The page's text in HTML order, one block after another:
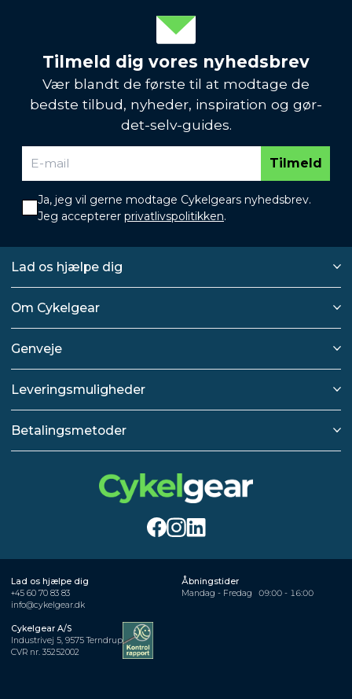
Tilmeld dig vores nyhedsbrev
Vær blandt de første til at modtage de
bedste tilbud, nyheder, inspiration og gør-
det-selv-guides.
Tilmeld
Ja, jeg vil gerne modtage Cykelgears nyhedsbrev.
Jeg accepterer privatlivspolitikken.
Lad os hjælpe dig
Om Cykelgear
Genveje
Leveringsmuligheder
Betalingsmetoder
Lad os hjælpe dig
+45 60 70 83 83
info@cykelgear.dk
Åbningstider
Mandag - Fredag
09:00 - 16:00
Cykelgear A/S
Industrivej 5, 9575 Terndrup
CVR nr. 35252002